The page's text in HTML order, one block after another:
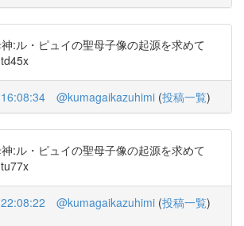
:ル・ピュイの聖母子像の起源を求めて
@kumagaikazuhimi (投稿一覧)
:ル・ピュイの聖母子像の起源を求めて
@kumagaikazuhimi (投稿一覧)